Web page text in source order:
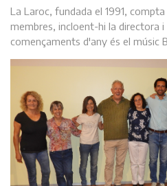
La Laroc, fundada el 1991,
membres, incloent-hi la directora
començaments d'any és el músic